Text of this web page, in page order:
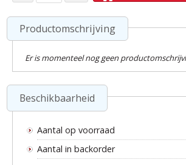
Productomschrijving
Er is momenteel nog geen
Beschikbaarheid
Aantal op voorraad
Aantal in backorder